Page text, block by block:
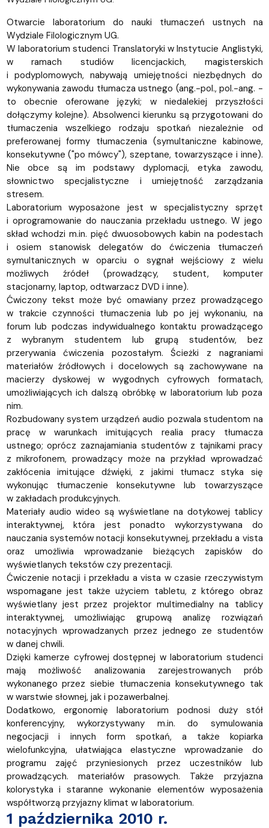
Otwarcie laboratorium do nauki tłumaczeń ustnych na
Wydziale Filologicznym UG.
W laboratorium studenci Translatoryki w Instytucie Anglistyki,
w ramach studiów licencjackich, magisterskich
i podyplomowych, nabywają umiejętności niezbędnych do
wykonywania zawodu tłumacza ustnego (ang.-pol., pol.-ang. -
to obecnie oferowane języki; w niedalekiej przyszłości
dołączymy kolejne). Absolwenci kierunku są przygotowani do
tłumaczenia wszelkiego rodzaju spotkań niezależnie od
preferowanej formy tłumaczenia (symultaniczne kabinowe,
konsekutywne ("po mówcy"), szeptane, towarzyszące i inne).
Nie obce są im podstawy dyplomacji, etyka zawodu,
słownictwo specjalistyczne i umiejętność zarządzania
stresem.
Laboratorium wyposażone jest w specjalistyczny sprzęt
i oprogramowanie do nauczania przekładu ustnego. W jego
skład wchodzi m.in. pięć dwuosobowych kabin na podestach
i osiem stanowisk delegatów do ćwiczenia tłumaczeń
symultanicznych w oparciu o sygnał wejściowy z wielu
możliwych źródeł (prowadzący, student, komputer
stacjonarny, laptop, odtwarzacz DVD i inne).
Ćwiczony tekst może być omawiany przez prowadzącego
w trakcie czynności tłumaczenia lub po jej wykonaniu, na
forum lub podczas indywidualnego kontaktu prowadzącego
z wybranym studentem lub grupą studentów, bez
przerywania ćwiczenia pozostałym. Ścieżki z nagraniami
materiałów źródłowych i docelowych są zachowywane na
macierzy dyskowej w wygodnych cyfrowych formatach,
umożliwiających ich dalszą obróbkę w laboratorium lub poza
nim.
Rozbudowany system urządzeń audio pozwala studentom na
pracę w warunkach imitujących realia pracy tłumacza
ustnego; oprócz zaznajamiania studentów z tajnikami pracy
z mikrofonem, prowadzący może na przykład wprowadzać
zakłócenia imitujące dźwięki, z jakimi tłumacz styka się
wykonując tłumaczenie konsekutywne lub towarzyszące
w zakładach produkcyjnych.
Materiały audio wideo są wyświetlane na dotykowej tablicy
interaktywnej, która jest ponadto wykorzystywana do
nauczania systemów notacji konsekutywnej, przekładu a vista
oraz umożliwia wprowadzanie bieżących zapisków do
wyświetlanych tekstów czy prezentacji.
Ćwiczenie notacji i przekładu a vista w czasie rzeczywistym
wspomagane jest także użyciem tabletu, z którego obraz
wyświetlany jest przez projektor multimedialny na tablicy
interaktywnej, umożliwiając grupową analizę rozwiązań
notacyjnych wprowadzanych przez jednego ze studentów
w danej chwili.
Dzięki kamerze cyfrowej dostępnej w laboratorium studenci
mają możliwość analizowania zarejestrowanych prób
wykonanego przez siebie tłumaczenia konsekutywnego tak
w warstwie słownej, jak i pozawerbalnej.
Dodatkowo, ergonomię laboratorium podnosi duży stół
konferencyjny, wykorzystywany m.in. do symulowania
negocjacji i innych form spotkań, a także kopiarka
wielofunkcyjna, ułatwiająca elastyczne wprowadzanie do
programu zajęć przyniesionych przez uczestników lub
prowadzących. materiałów prasowych. Także przyjazna
kolorystyka i staranne wykonanie elementów wyposażenia
współtworzą przyjazny klimat w laboratorium.
1 października 2010 r.